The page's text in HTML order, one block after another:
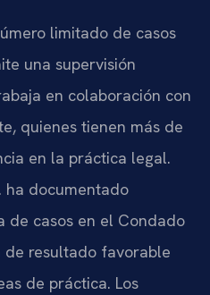
limitado de casos
una supervisión
en colaboración con
quienes tienen más de
en la práctica legal.
ha documentado
de casos en el Condado
de resultado favorable
de práctica. Los